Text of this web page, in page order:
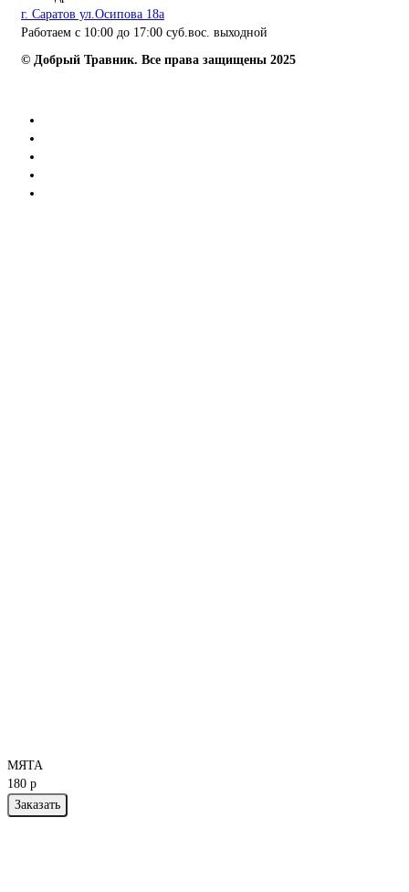
г. Саратов ул.Осипова 18а
Работаем с 10:00 до 17:00 суб.вос. выходной
© Добрый Травник. Все права защищены 2025
МЯТА
180 р
Заказать